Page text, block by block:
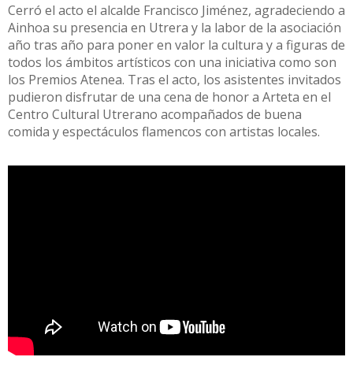
Cerró el acto el alcalde Francisco Jiménez, agradeciendo a
Ainhoa su presencia en Utrera y la labor de la asociación
año tras año para poner en valor la cultura y a figuras de
todos los ámbitos artísticos con una iniciativa como son
los Premios Atenea. Tras el acto, los asistentes invitados
pudieron disfrutar de una cena de honor a Arteta en el
Centro Cultural Utrerano acompañados de buena
comida y espectáculos flamencos con artistas locales.